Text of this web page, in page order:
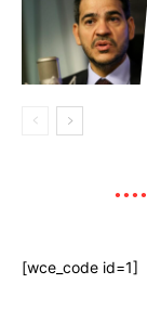
[wce_code id=1]